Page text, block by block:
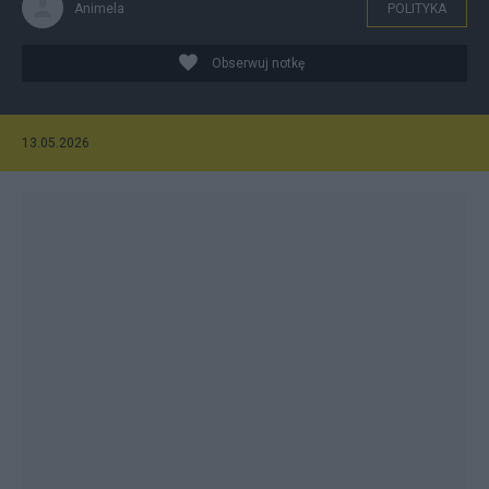
Animela POLITYKA
Obserwuj notkę
13.05.2026